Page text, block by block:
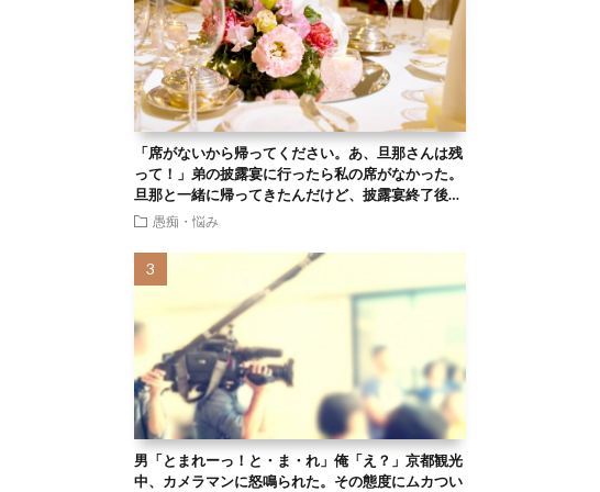
「席がないから帰ってください。あ、旦那さんは残
って！」弟の披露宴に行ったら私の席がなかった。
旦那と一緒に帰ってきたんだけど、披露宴終了後…
愚痴・悩み
男「とまれーっ！と・ま・れ」俺「え？」京都観光
中、カメラマンに怒鳴られた。その態度にムカつい